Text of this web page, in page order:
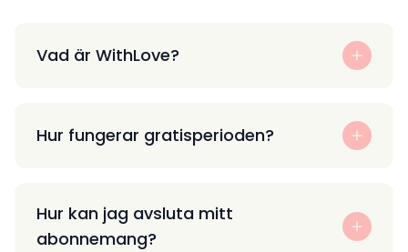
Vad är WithLove?
Hur fungerar gratisperioden?
Hur kan jag avsluta mitt
abonnemang?